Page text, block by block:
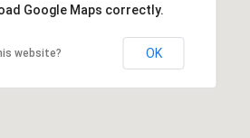
Google Maps correctly.
website? OK